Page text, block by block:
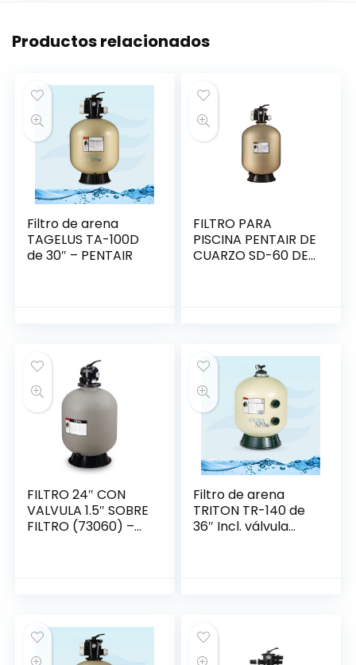
Productos relacionados
Filtro de arena
TAGELUS TA-100D
de 30″ – PENTAIR
FILTRO PARA
PISCINA PENTAIR DE
CUARZO SD-60 DE
FILTRO 24″ CON
VALVULA 1.5″ SOBRE
FILTRO (73060) –
Filtro de arena
TRITON TR-140 de
36″ Incl. válvula